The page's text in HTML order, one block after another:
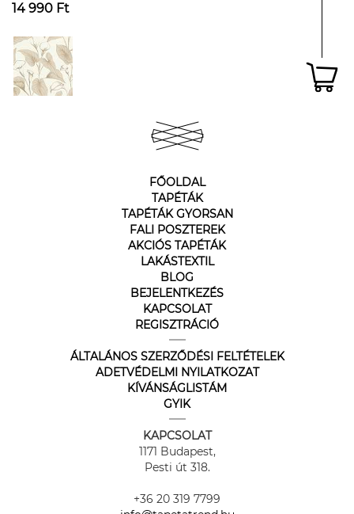
14 990 Ft
FŐOLDAL
TAPÉTÁK
TAPÉTÁK GYORSAN
FALI POSZTEREK
AKCIÓS TAPÉTÁK
LAKÁSTEXTIL
BLOG
BEJELENTKEZÉS
KAPCSOLAT
REGISZTRÁCIÓ
ÁLTALÁNOS SZERZŐDÉSI FELTÉTELEK
ADETVÉDELMI NYILATKOZAT
KÍVÁNSÁGLISTÁM
GYIK
KAPCSOLAT
1171 Budapest,
Pesti út 318.
+36 20 319 7799